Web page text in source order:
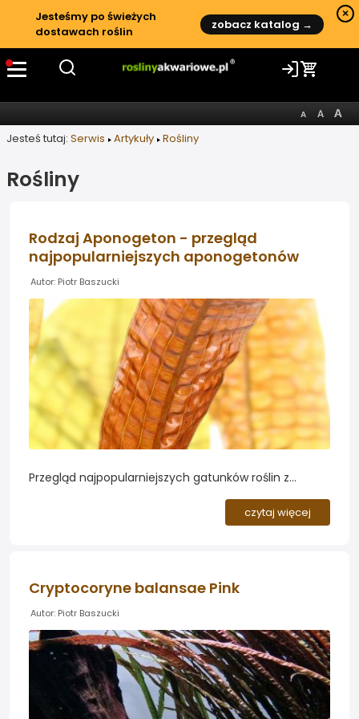
Jesteśmy po świeżych
dostawach roślin
zobacz katalog →
×
Jesteś tutaj: Serwis Artykuły Rośliny
Rośliny
Rodzaj Aponogeton - przegląd
najpopularniejszych aponogetonów
Autor: Piotr Baszucki
Przegląd najpopularniejszych gatunków roślin z
akwarium. Kilka z nich wyróżnia się ciekawymi
czytaj więcej
Cryptocoryne balansae Pink
Autor: Piotr Baszucki